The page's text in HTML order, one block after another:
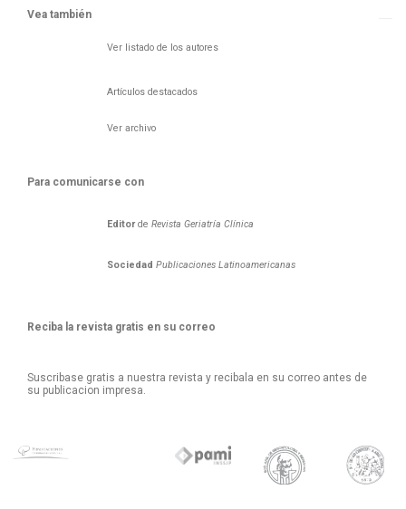
Vea también
Ver listado de los autores
Artículos destacados
Ver archivo
Para comunicarse con
Editorde Revista Geriatría Clí­nica
Sociedad Publicaciones Latinoamericanas
Reciba la revista gratis en su correo
Suscribase gratis a nuestra revista y recibala en su correo antes de
su publicacion impresa.